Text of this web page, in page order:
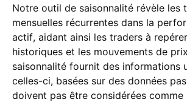
Notre outil de saisonnalité révèle les
mensuelles récurrentes dans la
actif, aidant ainsi les traders à
historiques et les mouvements de
saisonnalité fournit des informations
celles-ci, basées sur des données
doivent pas être considérées comme